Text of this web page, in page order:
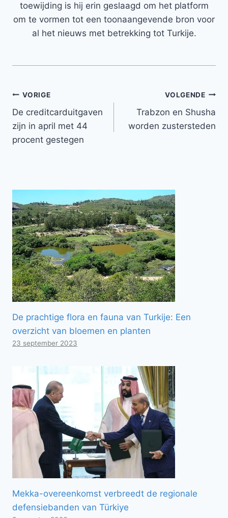
toewijding is hij erin geslaagd om het platform
om te vormen tot een toonaangevende bron voor
al het nieuws met betrekking tot Turkije.
Bericht
navigatie
VORIGE
De creditcarduitgaven
zijn in april met 44
procent gestegen
VOLGENDE
Trabzon en Shusha
worden zustersteden
De prachtige flora en fauna van Turkije: Een
overzicht van bloemen en planten
23 september 2023
Mekka-overeenkomst verbreedt de regionale
defensiebanden van Türkiye